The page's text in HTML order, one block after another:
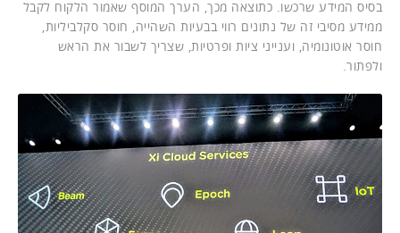
בסיס המידע שרכשו. כתוצאה מכך, הערך המוסף שאמור הלקוח לקבל
ממידע מסיבי זה של נתונים רווי בבעיות השהייה, חוסר סקלביליות,
חוסר אוטונומיה, וענייני ציות ופרטיות, שצריך לשבור את הראש
ולפתור.